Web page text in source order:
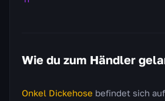
Wie du zum Händler
Onkel Dickehose befindet sich